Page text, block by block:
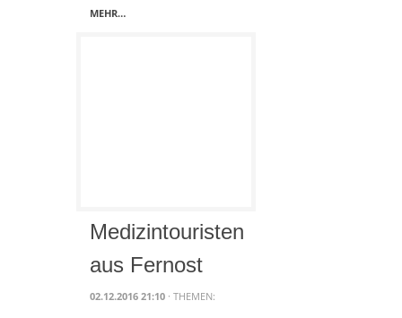
MEHR…
Medizintouristen
aus Fernost
02.12.2016 21:10 · THEMEN: